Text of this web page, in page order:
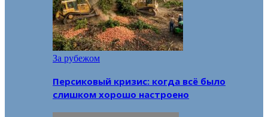
За рубежом
Персиковый кризис: когда всё было
слишком хорошо настроено